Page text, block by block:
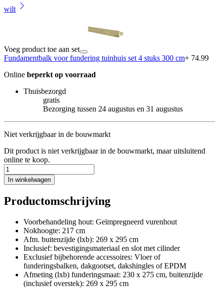
wilt
Voeg product toe aan set
Fundamentbalk voor fundering tuinhuis set 4 stuks 300 cm+ 74.99
Online beperkt op voorraad
Thuisbezorgd
gratis
Bezorging tussen 24 augustus en 31 augustus
Niet verkrijgbaar in de bouwmarkt
Dit product is niet verkrijgbaar in de bouwmarkt, maar uitsluitend
online te koop.
In winkelwagen
Productomschrijving
Voorbehandeling hout: Geïmpregneerd vurenhout
Nokhoogte: 217 cm
Afm. buitenzijde (lxb): 269 x 295 cm
Inclusief: bevestigingsmateriaal en slot met cilinder
Exclusief bijbehorende accessoires: Vloer of
funderingsbalken, dakgootset, dakshingles of EPDM
Afmeting (lxb) funderingsmaat: 230 x 275 cm, buitenzijde
(inclusief overstek): 269 x 295 cm